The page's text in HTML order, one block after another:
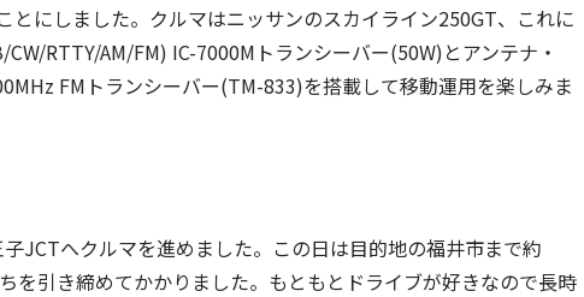
とにしました。クルマはニッサンのスカイライン250GT、これに
RTTY/AM/FM) IC-7000Mトランシーバー(50W)とアンテナ・
FMトランシーバー(TM-833)を搭載して移動運用を楽しみま
JCTへクルマを進めました。この日は目的地の福井市まで約
を引き締めてかかりました。もともとドライブが好きなので長時